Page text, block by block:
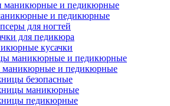
и педикюрные
для ногтей
для педикюра
кусачки
и педикюрные
безопасные
маникюрные
педикюрные